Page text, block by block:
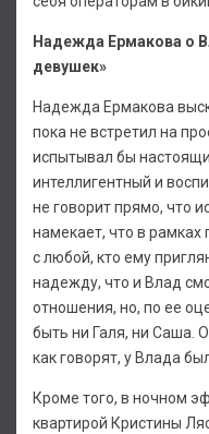
Надежда Ермакова о
девушек»
Надежда Ермакова
пока не встретил на
испытывал бы
интеллигентный и
не говорит прямо, что
намекает, что в рамках
с любой, кто ему
надежду, что и Влад
отношения, но, по ее
быть ни Галя, ни Саша.
как говорят, у Влада
Кроме того, в ночном
квартирой Кристины